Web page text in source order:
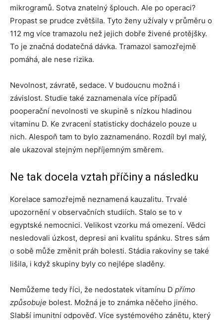
mikrogramů. Sotva znatelný šplouch. Ale po operaci?
Propast se prudce zvětšila. Tyto ženy užívaly v průměru o
112 mg více tramazolu než jejich dobře živené protějšky.
To je značná dodatečná dávka. Tramazol samozřejmě
pomáhá, ale nese rizika.
Nevolnost, závratě, sedace. V budoucnu možná i
závislost. Studie také zaznamenala více případů
pooperační nevolnosti ve skupině s nízkou hladinou
vitaminu D. Ke zvracení statisticky docházelo pouze u
nich. Alespoň tam to bylo zaznamenáno. Rozdíl byl malý,
ale ukazoval stejným nepříjemným směrem.
Ne tak docela vztah příčiny a následku
Korelace samozřejmě neznamená kauzalitu. Trvalé
upozornění v observačních studiích. Stalo se to v
egyptské nemocnici. Velikost vzorku má omezení. Vědci
nesledovali úzkost, depresi ani kvalitu spánku. Stres sám
o sobě může změnit práh bolesti. Stádia rakoviny se také
lišila, i když skupiny byly co nejlépe sladěny.
Nemůžeme tedy říci, že nedostatek vitamínu D přímo
způsobuje bolest. Možná je to známka něčeho jiného.
Slabší imunitní odpověď. Více systémového zánětu, který